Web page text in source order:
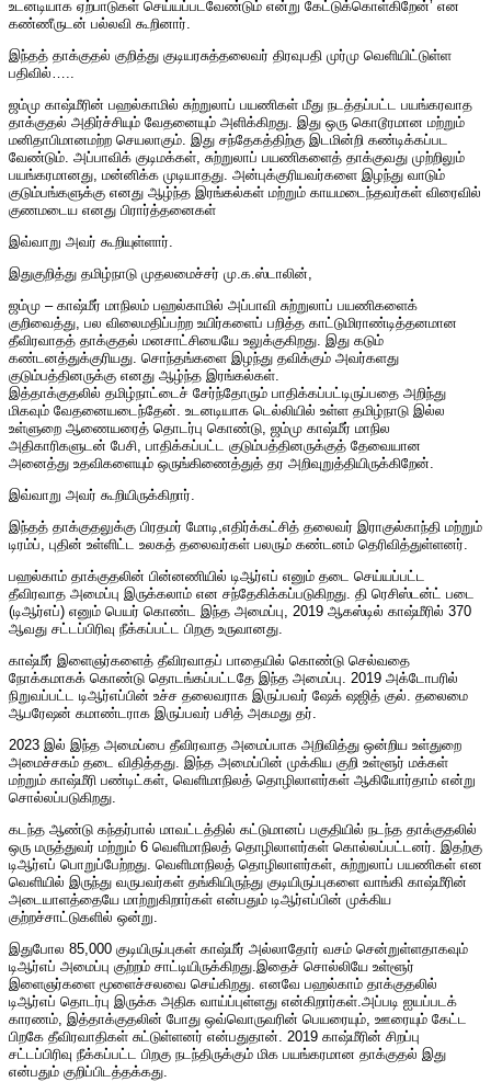
உடனடியாக ஏற்பாடுகள் செய்யப்படவேண்டும் என்று கேட்டுக்கொள்கிறேன்’ என
கண்ணீருடன் பல்லவி கூறினார்.
இந்தத் தாக்குதல் குறித்து குடியரசுத்தலைவர் திரவுபதி முர்மு வெளியிட்டுள்ள
பதிவில்…..
ஜம்மு காஷ்மீரின் பஹல்காமில் சுற்றுலாப் பயணிகள் மீது நடத்தப்பட்ட பயங்கரவாத
தாக்குதல் அதிர்ச்சியும் வேதனையும் அளிக்கிறது. இது ஒரு கொடூரமான மற்றும்
மனிதாபிமானமற்ற செயலாகும். இது சந்தேகத்திற்கு இடமின்றி கண்டிக்கப்பட
வேண்டும். அப்பாவிக் குடிமக்கள், சுற்றுலாப் பயணிகளைத் தாக்குவது முற்றிலும்
பயங்கரமானது, மன்னிக்க முடியாதது. அன்புக்குரியவர்களை இழந்து வாடும்
குடும்பங்களுக்கு எனது ஆழ்ந்த இரங்கல்கள் மற்றும் காயமடைந்தவர்கள் விரைவில்
குணமடைய எனது பிரார்த்தனைகள்
இவ்வாறு அவர் கூறியுள்ளார்.
இதுகுறித்து தமிழ்நாடு முதலமைச்சர் மு.க.ஸ்டாலின்,
ஜம்மு – காஷ்மீர் மாநிலம் பஹல்காமில் அப்பாவி சுற்றுலாப் பயணிகளைக்
குறிவைத்து, பல விலைமதிப்பற்ற உயிர்களைப் பறித்த காட்டுமிராண்டித்தனமான
தீவிரவாதத் தாக்குதல் மனசாட்சியையே உலுக்குகிறது. இது கடும்
கண்டனத்துக்குரியது. சொந்தங்களை இழந்து தவிக்கும் அவர்களது
குடும்பத்தினருக்கு எனது ஆழ்ந்த இரங்கல்கள்.
இத்தாக்குதலில் தமிழ்நாட்டைச் சேர்ந்தோரும் பாதிக்கப்பட்டிருப்பதை அறிந்து
மிகவும் வேதனையடைந்தேன். உடனடியாக டெல்லியில் உள்ள தமிழ்நாடு இல்ல
உள்ளுறை ஆணையரைத் தொடர்பு கொண்டு, ஜம்மு காஷ்மீர் மாநில
அதிகாரிகளுடன் பேசி, பாதிக்கப்பட்ட குடும்பத்தினருக்குத் தேவையான
அனைத்து உதவிகளையும் ஒருங்கிணைத்துத் தர அறிவுறுத்தியிருக்கிறேன்.
இவ்வாறு அவர் கூறியிருக்கிறார்.
இந்தத் தாக்குதலுக்கு பிரதமர் மோடி,எதிர்க்கட்சித் தலைவர் இராகுல்காந்தி மற்றும்
டிரம்ப், புதின் உள்ளிட்ட உலகத் தலைவர்கள் பலரும் கண்டனம் தெரிவித்துள்ளனர்.
பஹல்காம் தாக்குதலின் பின்னணியில் டிஆர்எப் எனும் தடை செய்யப்பட்ட
தீவிரவாத அமைப்பு இருக்கலாம் என சந்தேகிக்கப்படுகிறது. தி ரெசிஸ்டன்ட் படை
(டிஆர்எப்) எனும் பெயர் கொண்ட இந்த அமைப்பு, 2019 ஆகஸ்டில் காஷ்மீரில் 370
ஆவது சட்டப்பிரிவு நீக்கப்பட்ட பிறகு உருவானது.
காஷ்மீர் இளைஞர்களைத் தீவிரவாதப் பாதையில் கொண்டு செல்வதை
நோக்கமாகக் கொண்டு தொடங்கப்பட்டதே இந்த அமைப்பு. 2019 அக்டோபரில்
நிறுவப்பட்ட டிஆர்எப்பின் உச்ச தலைவராக இருப்பவர் ஷேக் ஷஜித் குல். தலைமை
ஆபரேஷன் கமாண்டராக இருப்பவர் பசித் அகமது தர்.
2023 இல் இந்த அமைப்பை தீவிரவாத அமைப்பாக அறிவித்து ஒன்றிய உள்துறை
அமைச்சகம் தடை விதித்தது. இந்த அமைப்பின் முக்கிய குறி உள்ளூர் மக்கள்
மற்றும் காஷ்மீரி பண்டிட்கள், வெளிமாநிலத் தொழிலாளர்கள் ஆகியோர்தாம் என்று
சொல்லப்படுகிறது.
கடந்த ஆண்டு கந்தர்பால் மாவட்டத்தில் கட்டுமானப் பகுதியில் நடந்த தாக்குதலில்
ஒரு மருத்துவர் மற்றும் 6 வெளிமாநிலத் தொழிலாளர்கள் கொல்லப்பட்டனர். இதற்கு
டிஆர்எப் பொறுப்பேற்றது. வெளிமாநிலத் தொழிலாளர்கள், சுற்றுலாப் பயணிகள் என
வெளியில் இருந்து வருபவர்கள் தங்கியிருந்து குடியிருப்புகளை வாங்கி காஷ்மீரின்
அடையாளத்தையே மாற்றுகிறார்கள் என்பதும் டிஆர்எப்பின் முக்கிய
குற்றச்சாட்டுகளில் ஒன்று.
இதுபோல 85,000 குடியிருப்புகள் காஷ்மீர் அல்லாதோர் வசம் சென்றுள்ளதாகவும்
டிஆர்எப் அமைப்பு குற்றம் சாட்டியிருக்கிறது.இதைச் சொல்லியே உள்ளூர்
இளைஞர்களை மூளைச்சலவை செய்கிறது. எனவே பஹல்காம் தாக்குதலில்
டிஆர்எப் தொடர்பு இருக்க அதிக வாய்ப்புள்ளது என்கிறார்கள்.அப்படி ஐயப்படக்
காரணம், இத்தாக்குதலின் போது ஒவ்வொருவரின் பெயரையும், ஊரையும் கேட்ட
பிறகே தீவிரவாதிகள் சுட்டுள்ளனர் என்பதுதான். 2019 காஷ்மீரின் சிறப்பு
சட்டப்பிரிவு நீக்கப்பட்ட பிறகு நடந்திருக்கும் மிக பயங்கரமான தாக்குதல் இது
என்பதும் குறிப்பிடத்தக்கது.